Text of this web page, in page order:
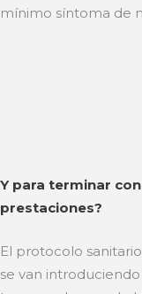
mínimo síntoma de
Y para terminar
prestaciones?
El protocolo
se van